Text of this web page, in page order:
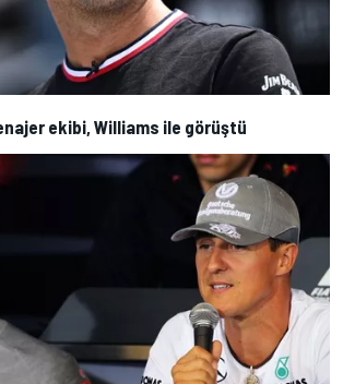
ekibi, Williams ile görüştü